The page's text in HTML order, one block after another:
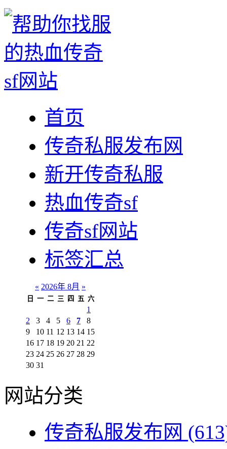
首页
传奇私服发布网
新开传奇私服
热血传奇sf
传奇sf网站
标签汇总
« 2026年 8月 »
日 一 二 三 四 五 六
1
2
3 4 5 6 7
8
9
10 11 12 13 14 15
16 17 18 19 20 21 22
23 24 25 26 27 28 29
30 31
网站分类
传奇私服发布网